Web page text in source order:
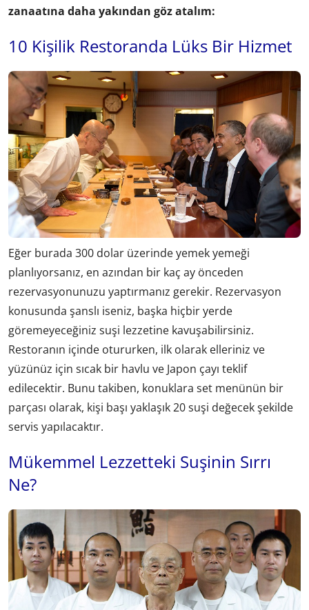
zanaatına daha yakından göz atalım:
10 Kişilik Restoranda Lüks Bir Hizmet
Eğer burada 300 dolar üzerinde yemek yemeği
planlıyorsanız, en azından bir kaç ay önceden
rezervasyonunuzu yaptırmanız gerekir. Rezervasyon
konusunda şanslı iseniz, başka hiçbir yerde
göremeyeceğiniz suşi lezzetine kavuşabilirsiniz.
Restoranın içinde otururken, ilk olarak elleriniz ve
yüzünüz için sıcak bir havlu ve Japon çayı teklif
edilecektir. Bunu takiben, konuklara set menünün bir
parçası olarak, kişi başı yaklaşık 20 suşi değecek şekilde
servis yapılacaktır.
Mükemmel Lezzetteki Suşinin Sırrı
Ne?